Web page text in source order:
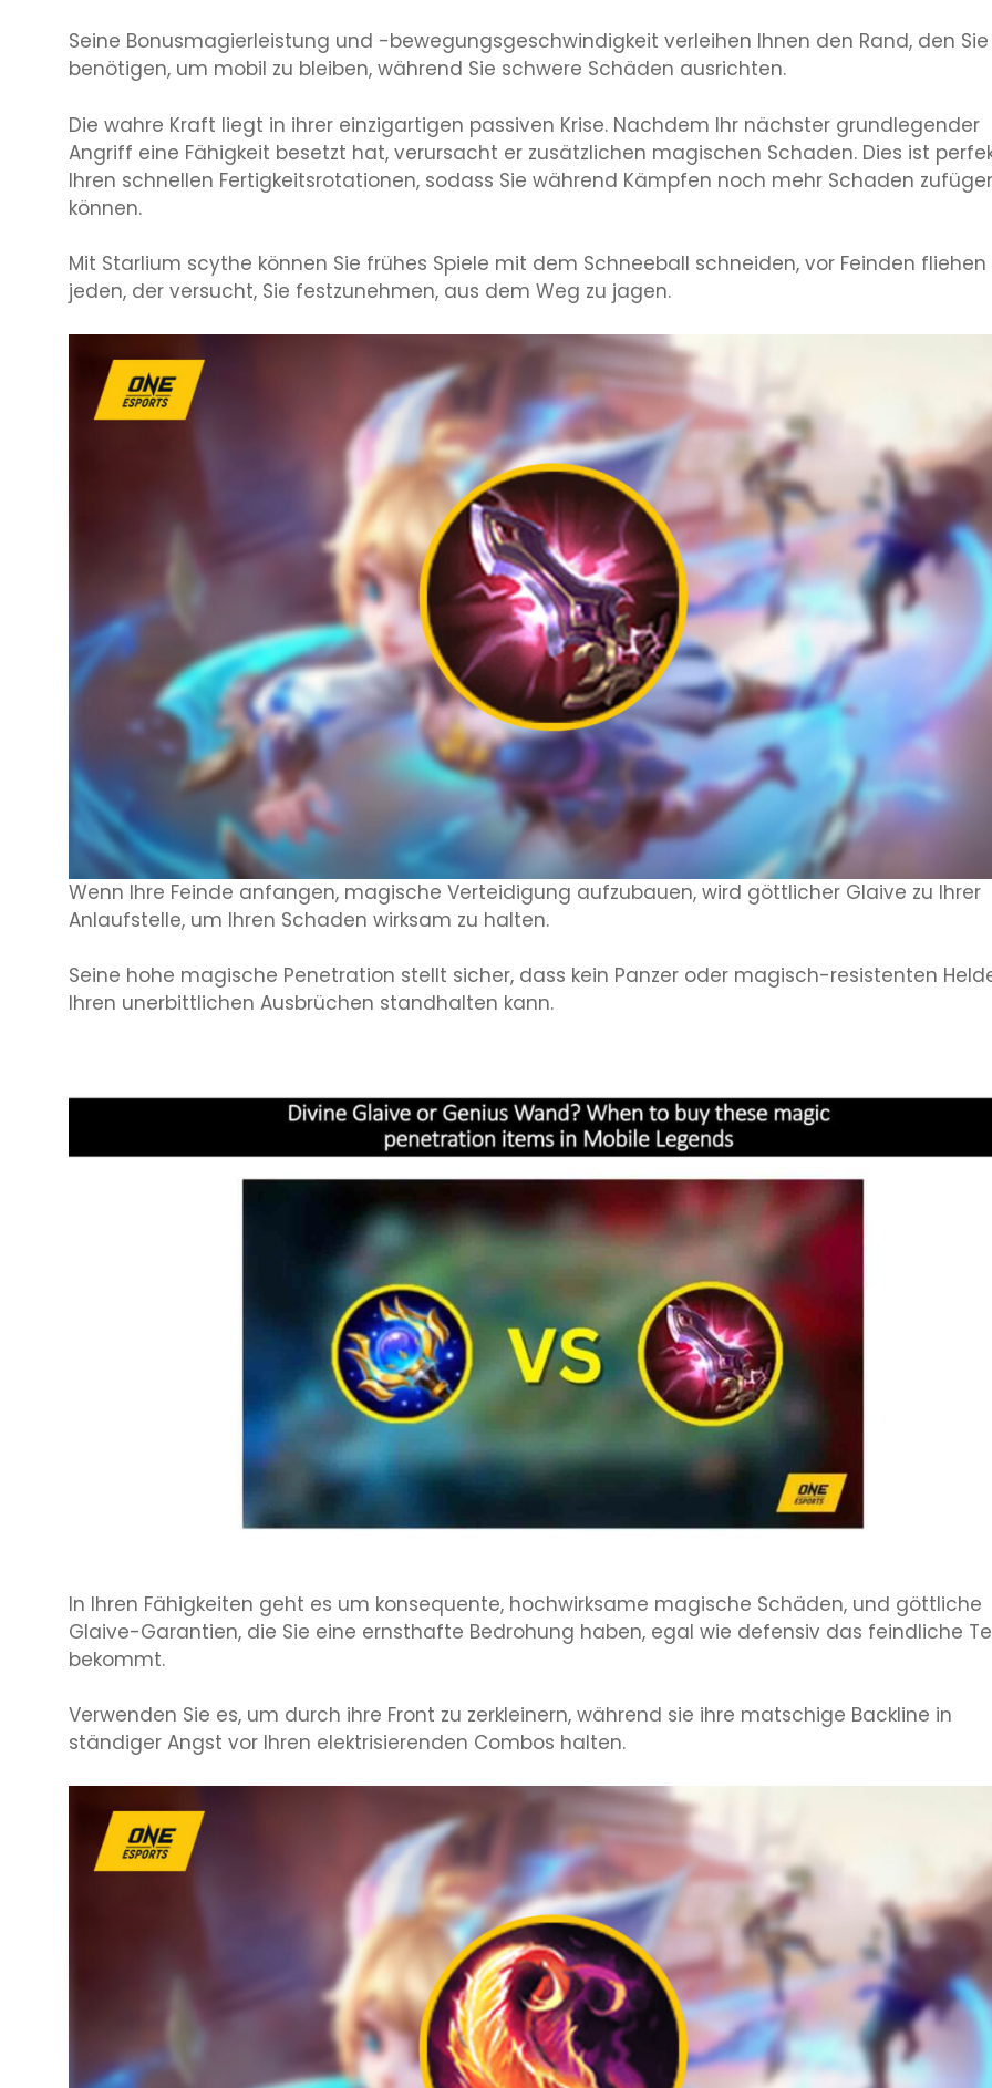
Seine Bonusmagierleistung und -bewegungsgeschwindigkeit verleihen Ihnen den Rand, den Sie
benötigen, um mobil zu bleiben, während Sie schwere Schäden ausrichten.
Die wahre Kraft liegt in ihrer einzigartigen passiven Krise. Nachdem Ihr nächster grundlegender
Angriff eine Fähigkeit besetzt hat, verursacht er zusätzlichen magischen Schaden. Dies ist
Ihren schnellen Fertigkeitsrotationen, sodass Sie während Kämpfen noch mehr Schaden
können.
Mit Starlium scythe können Sie frühes Spiele mit dem Schneeball schneiden, vor Feinden
jeden, der versucht, Sie festzunehmen, aus dem Weg zu jagen.
Wenn Ihre Feinde anfangen, magische Verteidigung aufzubauen, wird göttlicher Glaive zu Ihrer
Anlaufstelle, um Ihren Schaden wirksam zu halten.
Seine hohe magische Penetration stellt sicher, dass kein Panzer oder magisch-resistenten
Ihren unerbittlichen Ausbrüchen standhalten kann.
In Ihren Fähigkeiten geht es um konsequente, hochwirksame magische Schäden, und göttliche
Glaive-Garantien, die Sie eine ernsthafte Bedrohung haben, egal wie defensiv das feindliche
bekommt.
Verwenden Sie es, um durch ihre Front zu zerkleinern, während sie ihre matschige Backline in
ständiger Angst vor Ihren elektrisierenden Combos halten.